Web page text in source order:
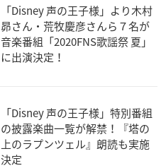
「Disney 声の王子様」より木村
昴さん・荒牧慶彦さんら７名が
音楽番組「2020FNS歌謡祭 夏」
に出演決定！
「Disney 声の王子様」特別番組
の披露楽曲一覧が解禁！『塔の
上のラプンツェル』朗読も実施
決定